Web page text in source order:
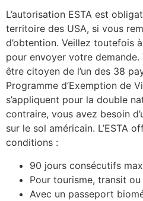
L’autorisation ESTA est
territoire des USA, si vous
d’obtention. Veillez toutefois
pour envoyer votre demande.
être citoyen de l’un des 38
Programme d’Exemption de
s’appliquent pour la double
contraire, vous avez besoin
sur le sol américain. L’ESTA
conditions :
90 jours consécutifs
Pour tourisme, transit
Avec un passeport